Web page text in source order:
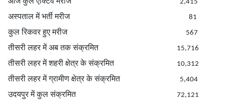
2,415
अस्पताल में भर्ती मरीज 81
कुल रिकवर हुए मरीज 567
तीसरी लहर में अब तक संक्रमित 15,716
तीसरी लहर में शहरी क्षेत्र के संक्रमित 10,312
तीसरी लहर में ग्रामीण क्षेत्र के संक्रमित 5,404
उदयपुर में कुल संक्रमित 72,121